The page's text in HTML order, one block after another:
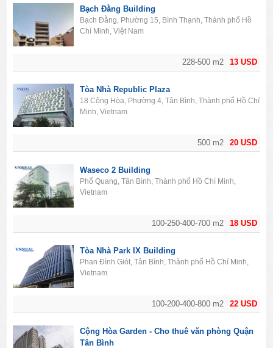
13 USD
228-500 m2
Bạch Đằng Building
Bạch Đằng, Phường 15, Bình Thạnh, Thành phố Hồ
Chí Minh, Việt Nam
20 USD
500 m2
Tòa Nhà Republic Plaza
18 Cộng Hòa, Phường 4, Tân Bình, Thành phố Hồ Chí
Minh, Vietnam
18 USD
100-250-400-700 m2
Waseco 2 Building
Phổ Quang, Tân Bình, Thành phố Hồ Chí Minh,
Vietnam
22 USD
100-200-400-800 m2
Tòa Nhà Park IX Building
Phan Đình Giót, Tân Bình, Thành phố Hồ Chí Minh,
Vietnam
Cộng Hòa Garden - Cho thuê văn phòng Quận
Tân Bình